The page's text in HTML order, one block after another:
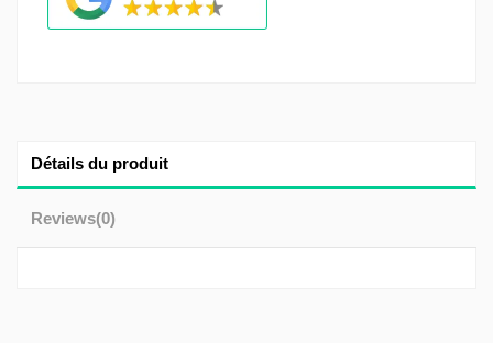
Détails du produit
Reviews(0)